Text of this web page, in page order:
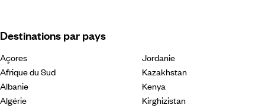
Destinations par pays
Açores
Afrique du Sud
Albanie
Algérie
Jordanie
Kazakhstan
Kenya
Kirghizistan